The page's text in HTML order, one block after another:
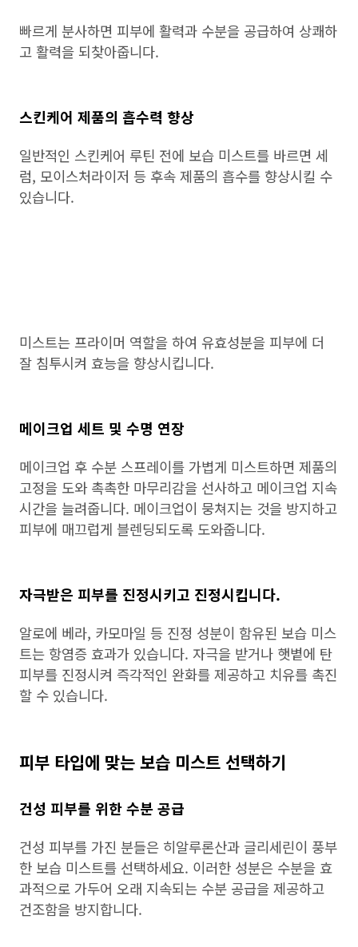
빠르게 분사하면 피부에 활력과 수분을 공급하여 상쾌하
고 활력을 되찾아줍니다.
스킨케어 제품의 흡수력 향상
일반적인 스킨케어 루틴 전에 보습 미스트를 바르면 세
럼, 모이스처라이저 등 후속 제품의 흡수를 향상시킬 수
있습니다.
미스트는 프라이머 역할을 하여 유효성분을 피부에 더
잘 침투시켜 효능을 향상시킵니다.
메이크업 세트 및 수명 연장
메이크업 후 수분 스프레이를 가볍게 미스트하면 제품의
고정을 도와 촉촉한 마무리감을 선사하고 메이크업 지속
시간을 늘려줍니다. 메이크업이 뭉쳐지는 것을 방지하고
피부에 매끄럽게 블렌딩되도록 도와줍니다.
자극받은 피부를 진정시키고 진정시킵니다.
알로에 베라, 카모마일 등 진정 성분이 함유된 보습 미스
트는 항염증 효과가 있습니다. 자극을 받거나 햇볕에 탄
피부를 진정시켜 즉각적인 완화를 제공하고 치유를 촉진
할 수 있습니다.
피부 타입에 맞는 보습 미스트 선택하기
건성 피부를 위한 수분 공급
건성 피부를 가진 분들은 히알루론산과 글리세린이 풍부
한 보습 미스트를 선택하세요. 이러한 성분은 수분을 효
과적으로 가두어 오래 지속되는 수분 공급을 제공하고
건조함을 방지합니다.